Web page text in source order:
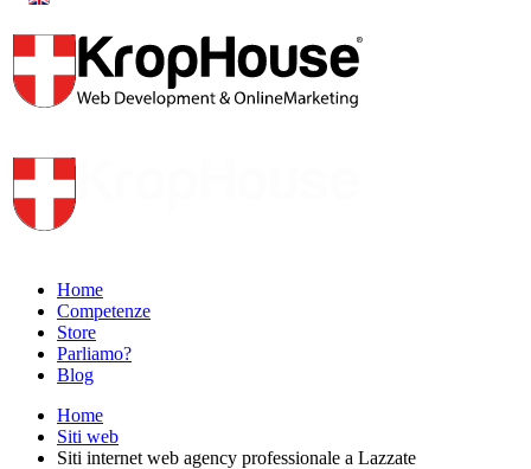
Home
Competenze
Store
Parliamo?
Blog
Home
Siti web
Siti internet web agency professionale a Lazzate